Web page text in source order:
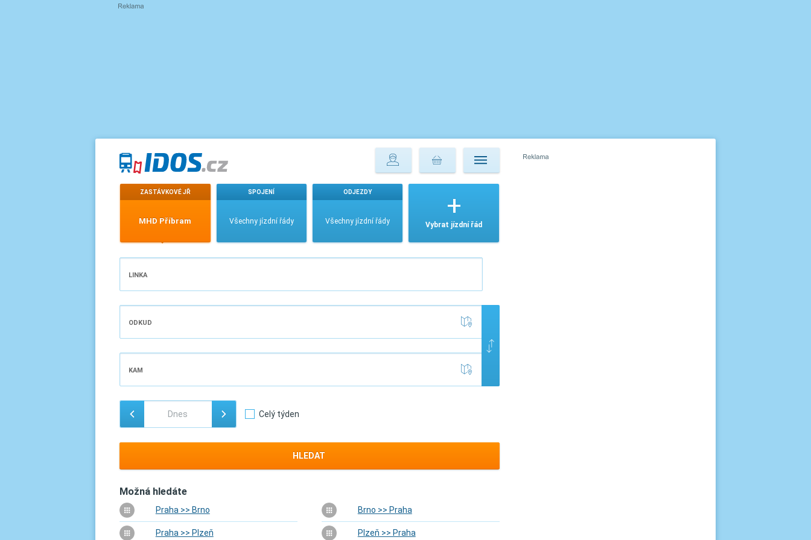
ZASTÁVKOVÉ JŘ
MHD Příbram
SPOJENÍ
Všechny jízdní řády
ODJEZDY
Všechny jízdní řády Vybrat jízdní řád
LINKA
ODKUD
KAM
Celý týden
HLEDAT
Možná hledáte
Praha >> Brno Brno >> Praha
Praha >> Plzeň Plzeň >> Praha